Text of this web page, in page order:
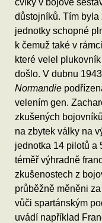
důstojníků. Tím
jednotky schopné
k čemuž také v
které velel
došlo. V dubnu
Normandie
velením gen.
zkušených
na zbytek války na
jednotka 14 pilotů a
téměř výhradně
zkušenostech z
průběžně měněni
vůči spartánským
uvádí například